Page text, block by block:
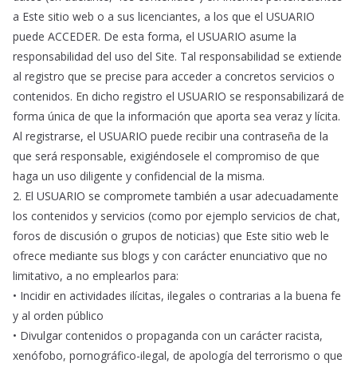
a Este sitio web o a sus licenciantes, a los que el USUARIO
puede ACCEDER. De esta forma, el USUARIO asume la
responsabilidad del uso del Site. Tal responsabilidad se extiende
al registro que se precise para acceder a concretos servicios o
contenidos. En dicho registro el USUARIO se responsabilizará de
forma única de que la información que aporta sea veraz y lícita.
Al registrarse, el USUARIO puede recibir una contraseña de la
que será responsable, exigiéndosele el compromiso de que
haga un uso diligente y confidencial de la misma.
2. El USUARIO se compromete también a usar adecuadamente
los contenidos y servicios (como por ejemplo servicios de chat,
foros de discusión o grupos de noticias) que Este sitio web le
ofrece mediante sus blogs y con carácter enunciativo que no
limitativo, a no emplearlos para:
• Incidir en actividades ilícitas, ilegales o contrarias a la buena fe
y al orden público
• Divulgar contenidos o propaganda con un carácter racista,
xenófobo, pornográfico-ilegal, de apología del terrorismo o que